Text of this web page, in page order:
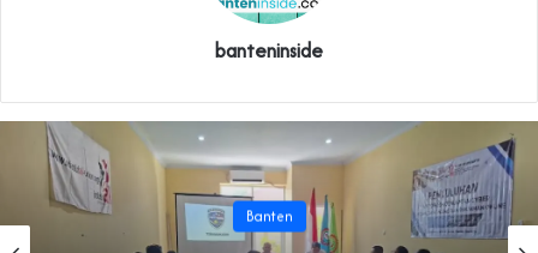
banteninside
Banten